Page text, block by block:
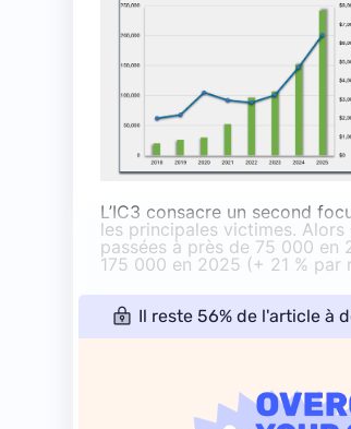
L’IC3 consacre un second
les principales victimes.
passées à près de 75 000
175 000 en 2025 (+ 21 %
Il reste 56% de l'article à